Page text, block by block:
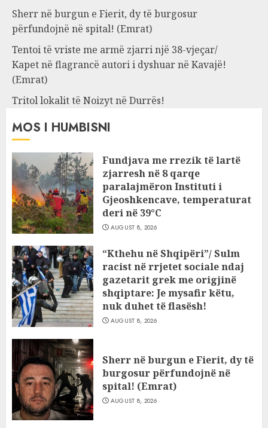
Sherr në burgun e Fierit, dy të burgosur
përfundojnë në spital! (Emrat)
Tentoi të vriste me armë zjarri një 38-vjeçar/
Kapet në flagrancë autori i dyshuar në Kavajë!
(Emrat)
Tritol lokalit të Noizyt në Durrës!
MOS I HUMBISNI
Fundjava me rrezik të lartë
zjarresh në 8 qarqe
paralajmëron Instituti i
Gjeoshkencave, temperaturat
deri në 39°C
AUGUST 8, 2026
“Kthehu në Shqipëri”/ Sulm
racist në rrjetet sociale ndaj
gazetarit grek me origjinë
shqiptare: Je mysafir këtu,
nuk duhet të flasësh!
AUGUST 8, 2026
Sherr në burgun e Fierit, dy të
burgosur përfundojnë në
spital! (Emrat)
AUGUST 8, 2026